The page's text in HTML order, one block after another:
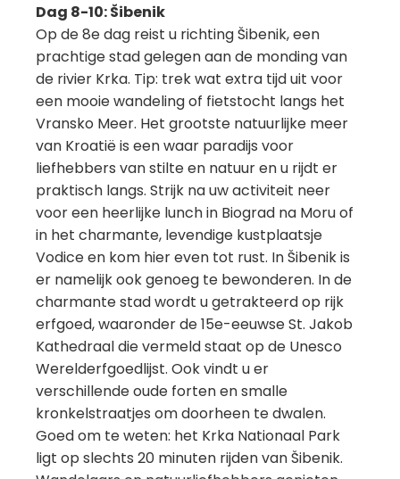
Dag 8-10: Šibenik
Op de 8e dag reist u richting Šibenik, een
prachtige stad gelegen aan de monding van
de rivier Krka. Tip: trek wat extra tijd uit voor
een mooie wandeling of fietstocht langs het
Vransko Meer. Het grootste natuurlijke meer
van Kroatië is een waar paradijs voor
liefhebbers van stilte en natuur en u rijdt er
praktisch langs. Strijk na uw activiteit neer
voor een heerlijke lunch in Biograd na Moru of
in het charmante, levendige kustplaatsje
Vodice en kom hier even tot rust. In Šibenik is
er namelijk ook genoeg te bewonderen. In de
charmante stad wordt u getrakteerd op rijk
erfgoed, waaronder de 15e-eeuwse St. Jakob
Kathedraal die vermeld staat op de Unesco
Werelderfgoedlijst. Ook vindt u er
verschillende oude forten en smalle
kronkelstraatjes om doorheen te dwalen.
Goed om te weten: het Krka Nationaal Park
ligt op slechts 20 minuten rijden van Šibenik.